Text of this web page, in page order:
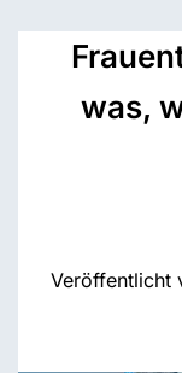
was,
Veröffentlicht